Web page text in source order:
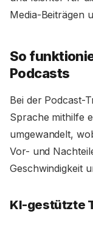
Media-Beiträgen
So
Podcasts
Bei der Podcast-
Sprache mithilfe
umgewandelt,
Vor- und
Geschwindigkeit
KI-gestützte